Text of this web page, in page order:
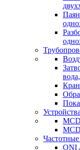
Частотные
ONI